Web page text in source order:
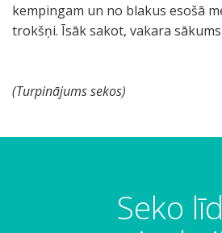
kempingam un no blakus esošā
trokšņi. Īsāk sakot, vakara
(Turpinājums sekos)
Seko